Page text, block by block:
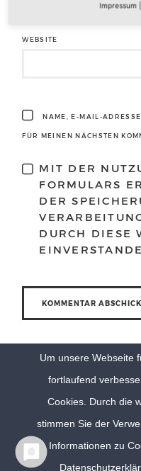
WEBSITE
NAME, E-MAIL-
FÜR MEINEN NÄCHSTEN
MIT DER
FORMULARS
DER
DURCH DIESE
© Eva Berten
Um unsere Webseite
fortlaufend
Cookies. Durch die
stimmen Sie der
Informationen zu
Impressum